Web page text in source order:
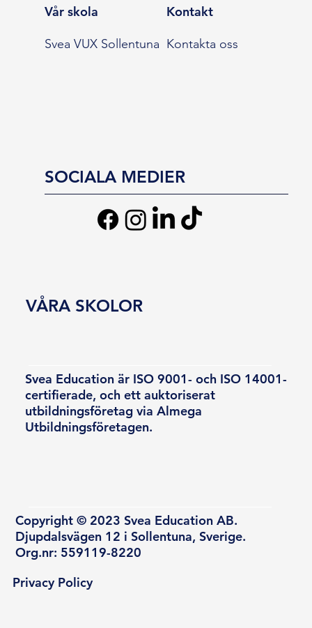
Vår skola
Svea VUX Sollentuna
Kontakt
Kontakta oss
SOCIALA MEDIER
Svea Education är ISO 9001- och ISO 14001-
certifierade, och ett auktoriserat
utbildningsföretag via Almega
Utbildningsföretagen.
Copyright © 2023 Svea Education AB.
Djupdalsvägen 12 i Sollentuna, Sverige.
Org.nr: 559119-8220
VÅRA SKOLOR
Privacy Policy